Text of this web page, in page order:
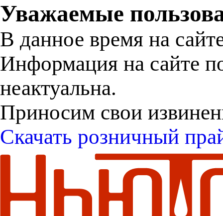
Уважаемые
В данное время на
Информация на сайте
неактуальна.
Приносим свои
Скачать розничный